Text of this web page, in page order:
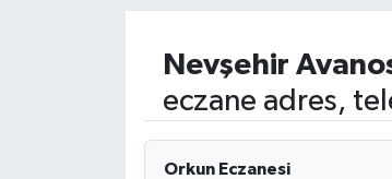
Nevşehir
eczane adres,
Orkun Eczanesi